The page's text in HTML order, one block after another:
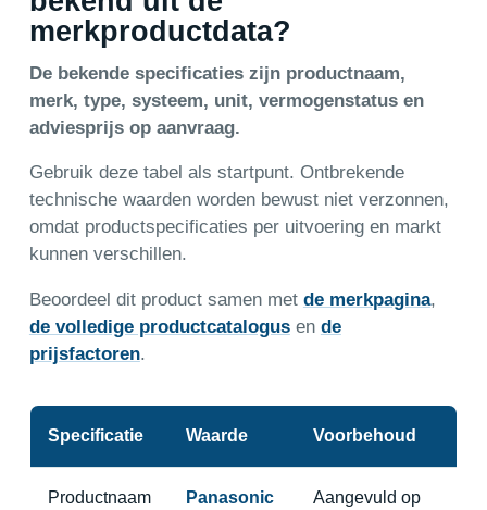
merkproductdata?
De bekende specificaties zijn productnaam,
merk, type, systeem, unit, vermogenstatus en
adviesprijs op aanvraag.
Gebruik deze tabel als startpunt. Ontbrekende
technische waarden worden bewust niet verzonnen,
omdat productspecificaties per uitvoering en markt
kunnen verschillen.
Beoordeel dit product samen met de merkpagina,
de volledige productcatalogusen de
prijsfactoren.
Specificatie Waarde Voorbehoud
Productnaam
Panasonic
Aangevuld op